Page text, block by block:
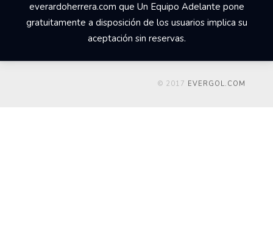
everardoherrera.com que Un Equipo Adelante pone
gratuitamente a disposición de los usuarios implica su
aceptación sin reservas.
© 2017 EVERGOL.COM